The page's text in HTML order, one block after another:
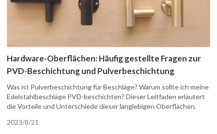
Hardware-Oberflächen: Häufig gestellte Fragen zur
PVD-Beschichtung und Pulverbeschichtung
Was ist Pulverbeschichtung für Beschläge? Warum sollte ich meine
Edelstahlbeschläge PVD-beschichten? Dieser Leitfaden erläutert
die Vorteile und Unterschiede dieser langlebigen Oberflächen.
2023/8/21